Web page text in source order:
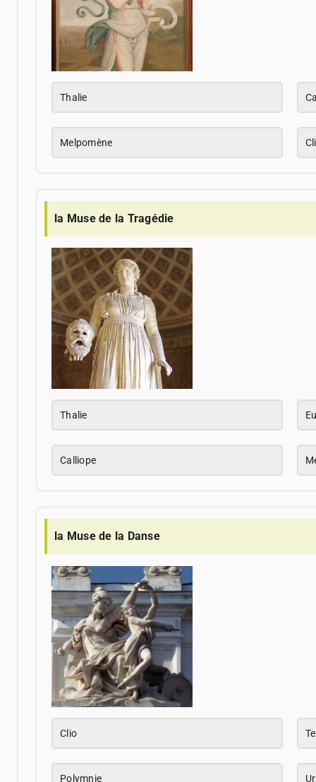
Thalie
Melpomène
la Muse de la Tragédie
Thalie
Calliope
la Muse de la Danse
Clio
Polymnie